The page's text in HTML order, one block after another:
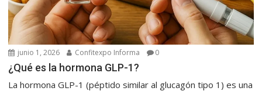
junio 1, 2026 Confitexpo Informa 0
¿Qué es la hormona GLP-1?
La hormona GLP-1 (péptido similar al glucagón tipo 1) es una